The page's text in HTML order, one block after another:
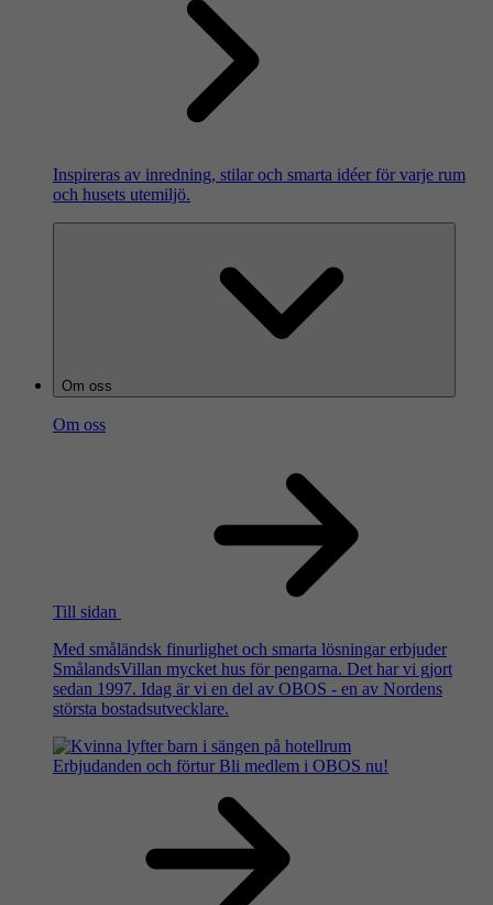
Inspireras av inredning, stilar och smarta idéer för varje rum
och husets utemiljö.
Om oss
Om oss
Till sidan
Med småländsk finurlighet och smarta lösningar erbjuder
SmålandsVillan mycket hus för pengarna. Det har vi gjort
sedan 1997. Idag är vi en del av OBOS - en av Nordens
största bostadsutvecklare.
Erbjudanden och förtur Bli medlem i OBOS nu!